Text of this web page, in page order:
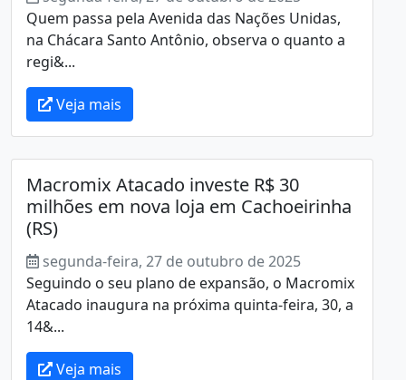
Quem passa pela Avenida das Nações Unidas,
na Chácara Santo Antônio, observa o quanto a
regi&...
Veja mais
Macromix Atacado investe R$ 30
milhões em nova loja em Cachoeirinha
(RS)
segunda-feira, 27 de outubro de 2025
Seguindo o seu plano de expansão, o Macromix
Atacado inaugura na próxima quinta-feira, 30, a
14&...
Veja mais